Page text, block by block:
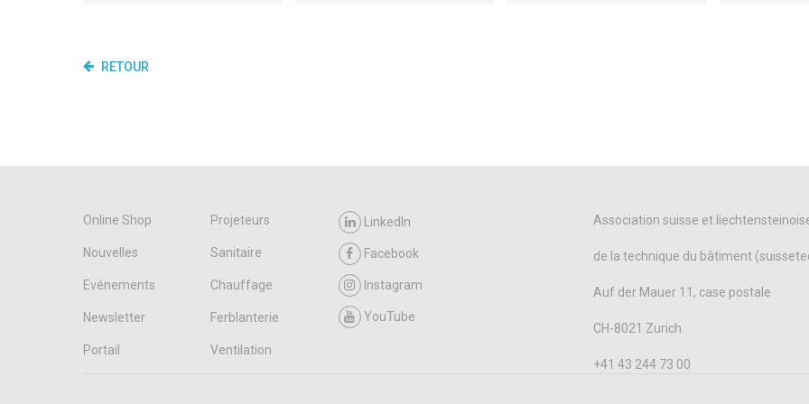
RETOUR
Online Shop Projeteurs
Nouvelles Sanitaire
Evénements Chauffage
Newsletter Ferblanterie
Portail Ventilation
LinkedIn
Facebook
Instagram
YouTube
Association suisse et
de la technique du bâtiment
Auf der Mauer 11, case postale
CH-8021 Zurich
+41 43 244 73 00